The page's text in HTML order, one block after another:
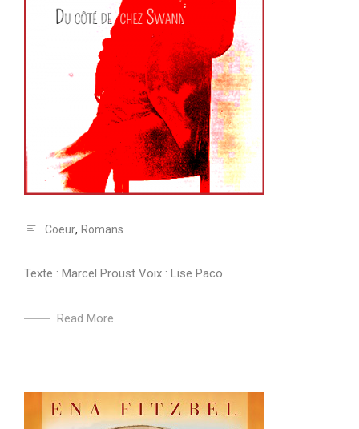
Coeur, Romans
Texte : Marcel Proust Voix : Lise Paco
Read More